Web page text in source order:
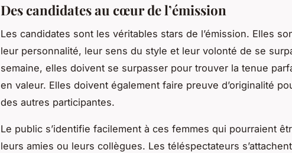
Des candidates au cœur de l’émission
Les candidates sont les véritables stars de l’émission. Elles
leur personnalité, leur sens du style et leur volonté de se
semaine, elles doivent se surpasser pour trouver la tenue
en valeur. Elles doivent également faire preuve d’originalité
des autres participantes.
Le public s’identifie facilement à ces femmes qui pourraient
leurs amies ou leurs collègues. Les téléspectateurs